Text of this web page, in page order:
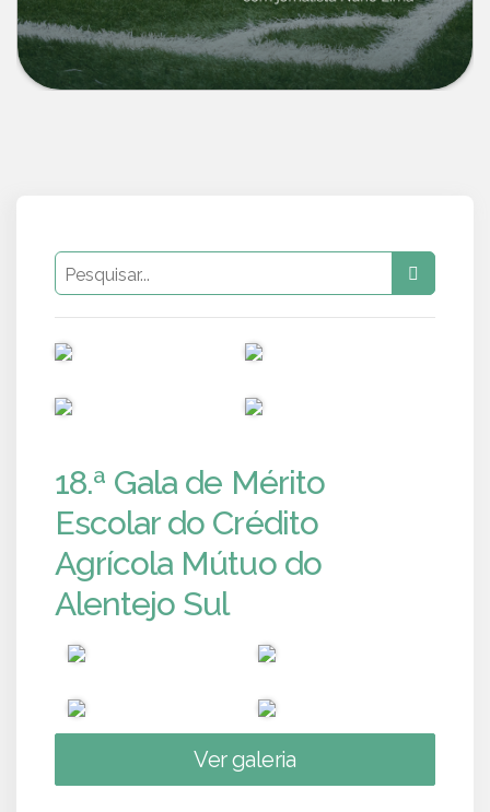
18.ª Gala de Mérito
Escolar do Crédito
Agrícola Mútuo do
Alentejo Sul
Ver galeria